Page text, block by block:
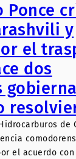
Ponce
y
el
dos
de
el acuerdo con